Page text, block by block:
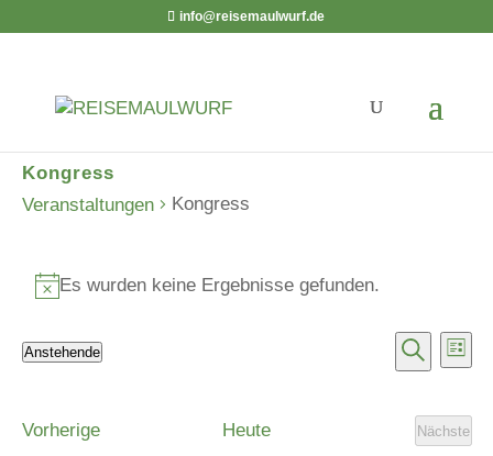
info@reisemaulwurf.de
Kongress
Veranstaltungen
Kongress
Hinweis
Es wurden keine Ergebnisse gefunden.
Suche
Suche
Liste
Anstehende
VorherigeVeranstaltungenHeute
Nächste